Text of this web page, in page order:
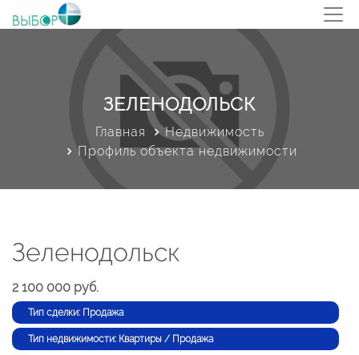
ЗЕЛЕНОДОЛЬСК
Главная
Недвижимость
Профиль объекта недвижимости
Зеленодольск
2 100 000 руб.
Тип сделки: Продажа
Тип недвижимости: Квартиры / Продажа